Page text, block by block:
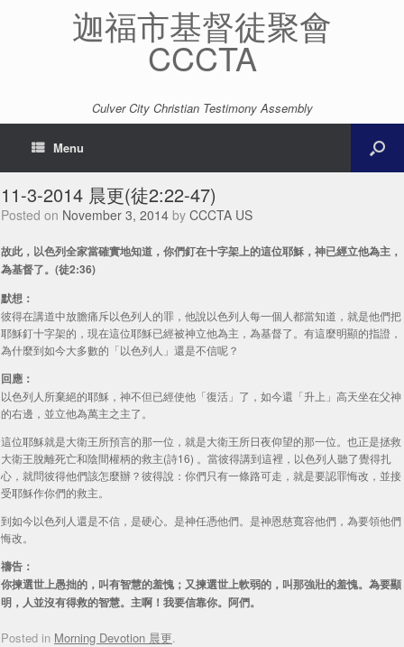
迦福市基督徒聚會
CCCTA
Culver City Christian Testimony Assembly
Menu
11-3-2014 晨更(徒2:22-47)
Posted on November 3, 2014 by CCCTA US
故此，以色列全家當確實地知道，你們釘在十字架上的這位耶穌，神已經立他為主，
為基督了。(徒2:36)
默想：
彼得在講道中放膽痛斥以色列人的罪，他說以色列人每一個人都當知道，就是他們把
耶穌釘十字架的，現在這位耶穌已經被神立他為主，為基督了。有這麼明顯的指證，
為什麼到如今大多數的「以色列人」還是不信呢？
回應：
以色列人所棄絕的耶穌，神不但已經使他「復活」了，如今還「升上」高天坐在父神
的右邊，並立他為萬主之主了。
這位耶穌就是大衛王所預言的那一位，就是大衛王所日夜仰望的那一位。也正是拯救
大衛王脫離死亡和陰間權柄的救主(詩16) 。當彼得講到這裡，以色列人聽了覺得扎
心，就問彼得他們該怎麼辦？彼得說：你們只有一條路可走，就是要認罪悔改，並接
受耶穌作你們的救主。
到如今以色列人還是不信，是硬心。是神任憑他們。是神恩慈寬容他們，為要領他們
悔改。
禱告：
你揀選世上愚拙的，叫有智慧的羞愧；又揀選世上軟弱的，叫那強壯的羞愧。為要顯
明，人並沒有得救的智慧。主啊！我要信靠你。阿們。
Posted in Morning Devotion 晨更.